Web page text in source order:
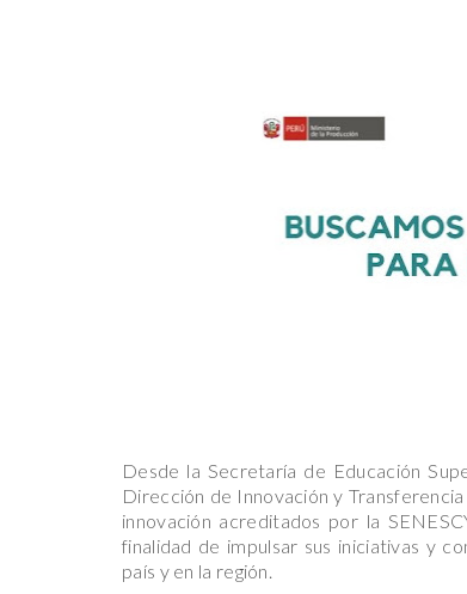
Desde la Secretaría de Educación
Dirección de Innovación y
innovación acreditados por la
finalidad de impulsar sus iniciativas y
país y en la región.